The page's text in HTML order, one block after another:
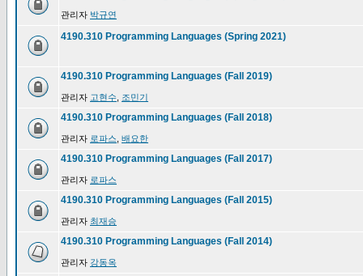
관리자 박규연
4190.310 Programming Languages (Spring 2021)
4190.310 Programming Languages (Fall 2019)
관리자 고현수 조민기
4190.310 Programming Languages (Fall 2018)
관리자 로파스 배요한
4190.310 Programming Languages (Fall 2017)
관리자 로파스
4190.310 Programming Languages (Fall 2015)
관리자 최재승
4190.310 Programming Languages (Fall 2014)
관리자 강동옥